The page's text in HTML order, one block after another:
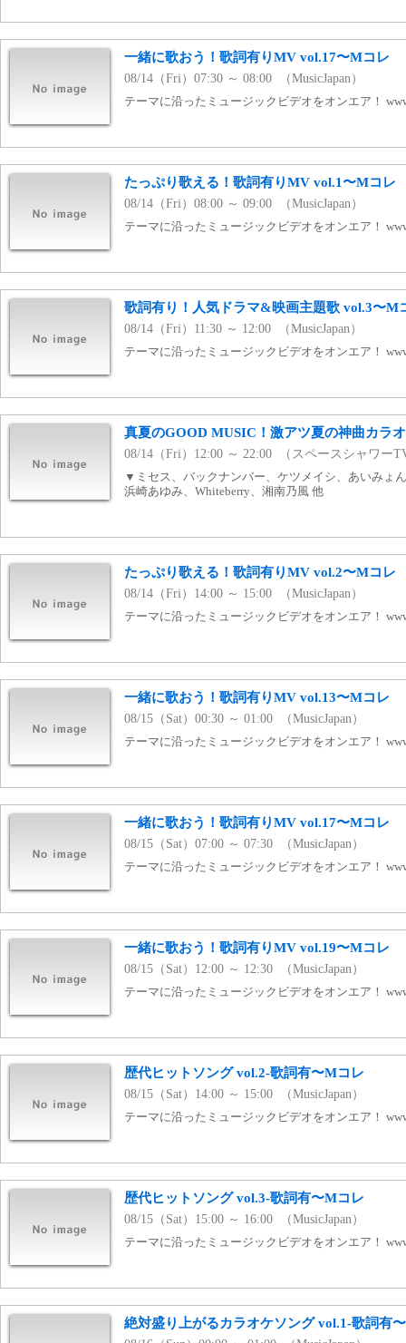
一緒に歌おう！歌詞有りMV vol.17〜Mコレ
08/14（Fri）07:30 ～ 08:00 （MusicJapan）
テーマに沿ったミュージックビデオをオンエア！
たっぷり歌える！歌詞有りMV vol.1〜Mコレ
08/14（Fri）08:00 ～ 09:00 （MusicJapan）
テーマに沿ったミュージックビデオをオンエア！
歌詞有り！人気ドラマ&映画主題歌 vol.3〜M
08/14（Fri）11:30 ～ 12:00 （MusicJapan）
テーマに沿ったミュージックビデオをオンエア！
真夏のGOOD MUSIC！激アツ夏の神曲カラ
08/14（Fri）12:00 ～ 22:00 （スペースシャワー
▼ミセス、バックナンバー、ケツメイシ、あいみょ
浜崎あゆみ、Whiteberry、湘南乃風 他
たっぷり歌える！歌詞有りMV vol.2〜Mコレ
08/14（Fri）14:00 ～ 15:00 （MusicJapan）
テーマに沿ったミュージックビデオをオンエア！
一緒に歌おう！歌詞有りMV vol.13〜Mコレ
08/15（Sat）00:30 ～ 01:00 （MusicJapan）
テーマに沿ったミュージックビデオをオンエア！
一緒に歌おう！歌詞有りMV vol.17〜Mコレ
08/15（Sat）07:00 ～ 07:30 （MusicJapan）
テーマに沿ったミュージックビデオをオンエア！
一緒に歌おう！歌詞有りMV vol.19〜Mコレ
08/15（Sat）12:00 ～ 12:30 （MusicJapan）
テーマに沿ったミュージックビデオをオンエア！
歴代ヒットソング vol.2-歌詞有〜Mコレ
08/15（Sat）14:00 ～ 15:00 （MusicJapan）
テーマに沿ったミュージックビデオをオンエア！
歴代ヒットソング vol.3-歌詞有〜Mコレ
08/15（Sat）15:00 ～ 16:00 （MusicJapan）
テーマに沿ったミュージックビデオをオンエア！
絶対盛り上がるカラオケソング vol.1-歌詞有